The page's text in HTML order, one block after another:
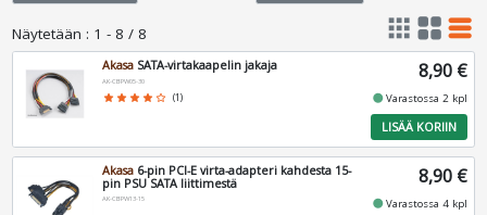
Näytetään : 1 - 8 / 8 apps grid_view table_rows
Akasa SATA-virtakaapelin jakaja
AK-CBPW05-30
star star star star star_border (1)
8,90 €
fiber_manual_recordVarastossa 2 kpl
LISÄÄ KORIIN
Akasa 6-pin PCI-E virta-adapteri kahdesta 15-
pin PSU SATA liittimestä
AK-CBPW13-15
8,90 €
fiber_manual_recordVarastossa 4 kpl